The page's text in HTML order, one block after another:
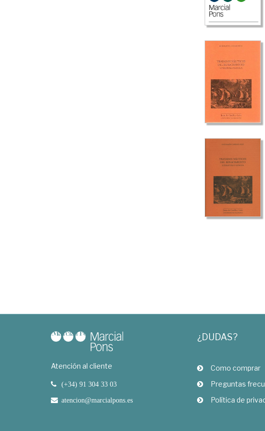
Atención al cliente
(+34) 91 304 33 03
atencion@marcialpons.es
¿DUDAS?
Como comprar
Preguntas
Política de